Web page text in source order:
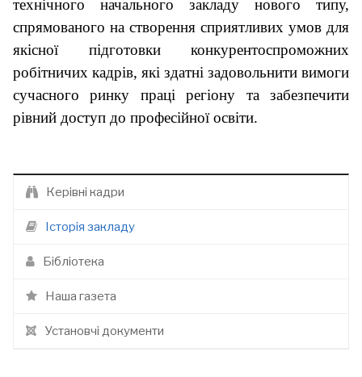
технічного начального закладу нового типу,
спрямованого на створення сприятливих умов для
якісної підготовки конкурентоспроможних
робітничих кадрів, які здатні задовольнити вимоги
сучасного ринку праці регіону та забезпечити
рівний доступ до професійної освіти.
Керівні кадри
Історія закладу
Бібліотека
Наша газета
Установчі документи